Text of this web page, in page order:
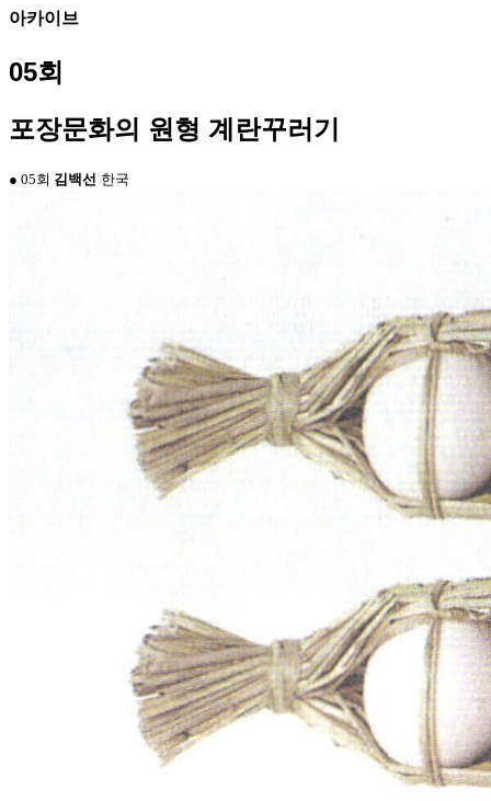
아카이브
05회
포장문화의 원형 계란꾸러기
● 05회 김백선 한국